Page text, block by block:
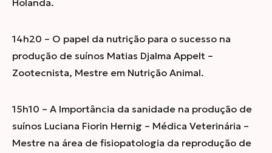
Holanda.
14h20 – O papel da nutrição para o sucesso na
produção de suínos Matias Djalma Appelt –
Zootecnista, Mestre em Nutrição Animal.
15h10 – A Importância da sanidade na produção de
suínos Luciana Fiorin Hernig – Médica Veterinária –
Mestre na área de fisiopatologia da reprodução de